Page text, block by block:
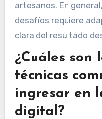
artesanos. En
desafíos requiere
clara del resultado
¿Cuáles son
técnicas
ingresar en
digital?